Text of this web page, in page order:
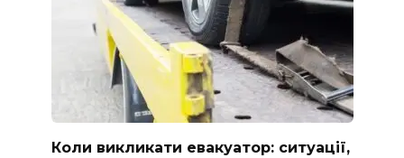
Коли викликати евакуатор: ситуації,